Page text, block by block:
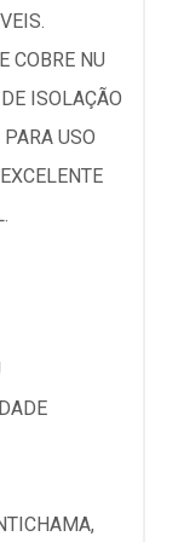
COBRE NU
ISOLAÇÃO
USO